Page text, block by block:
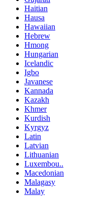
Haitian
Hausa
Hawaiian
Hebrew
Hmong
Hungarian
Icelandic
Igbo
Javanese
Kannada
Kazakh
Khmer
Kurdish
Kyrgyz
Latin
Latvian
Lithuanian
Luxembou..
Macedonian
Malagasy
Malay